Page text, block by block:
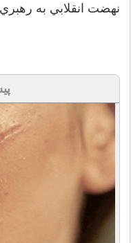
نهضت انقلابي به